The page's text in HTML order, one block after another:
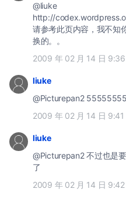
@liuke
http://
请参考此页内容，我不知
换的。。
2009 年 02 月 14 日
liuke
2009 年 02 月 14 日 9:41
liuke
@Picturepan2 不过也是
了
2009 年 02 月 14 日